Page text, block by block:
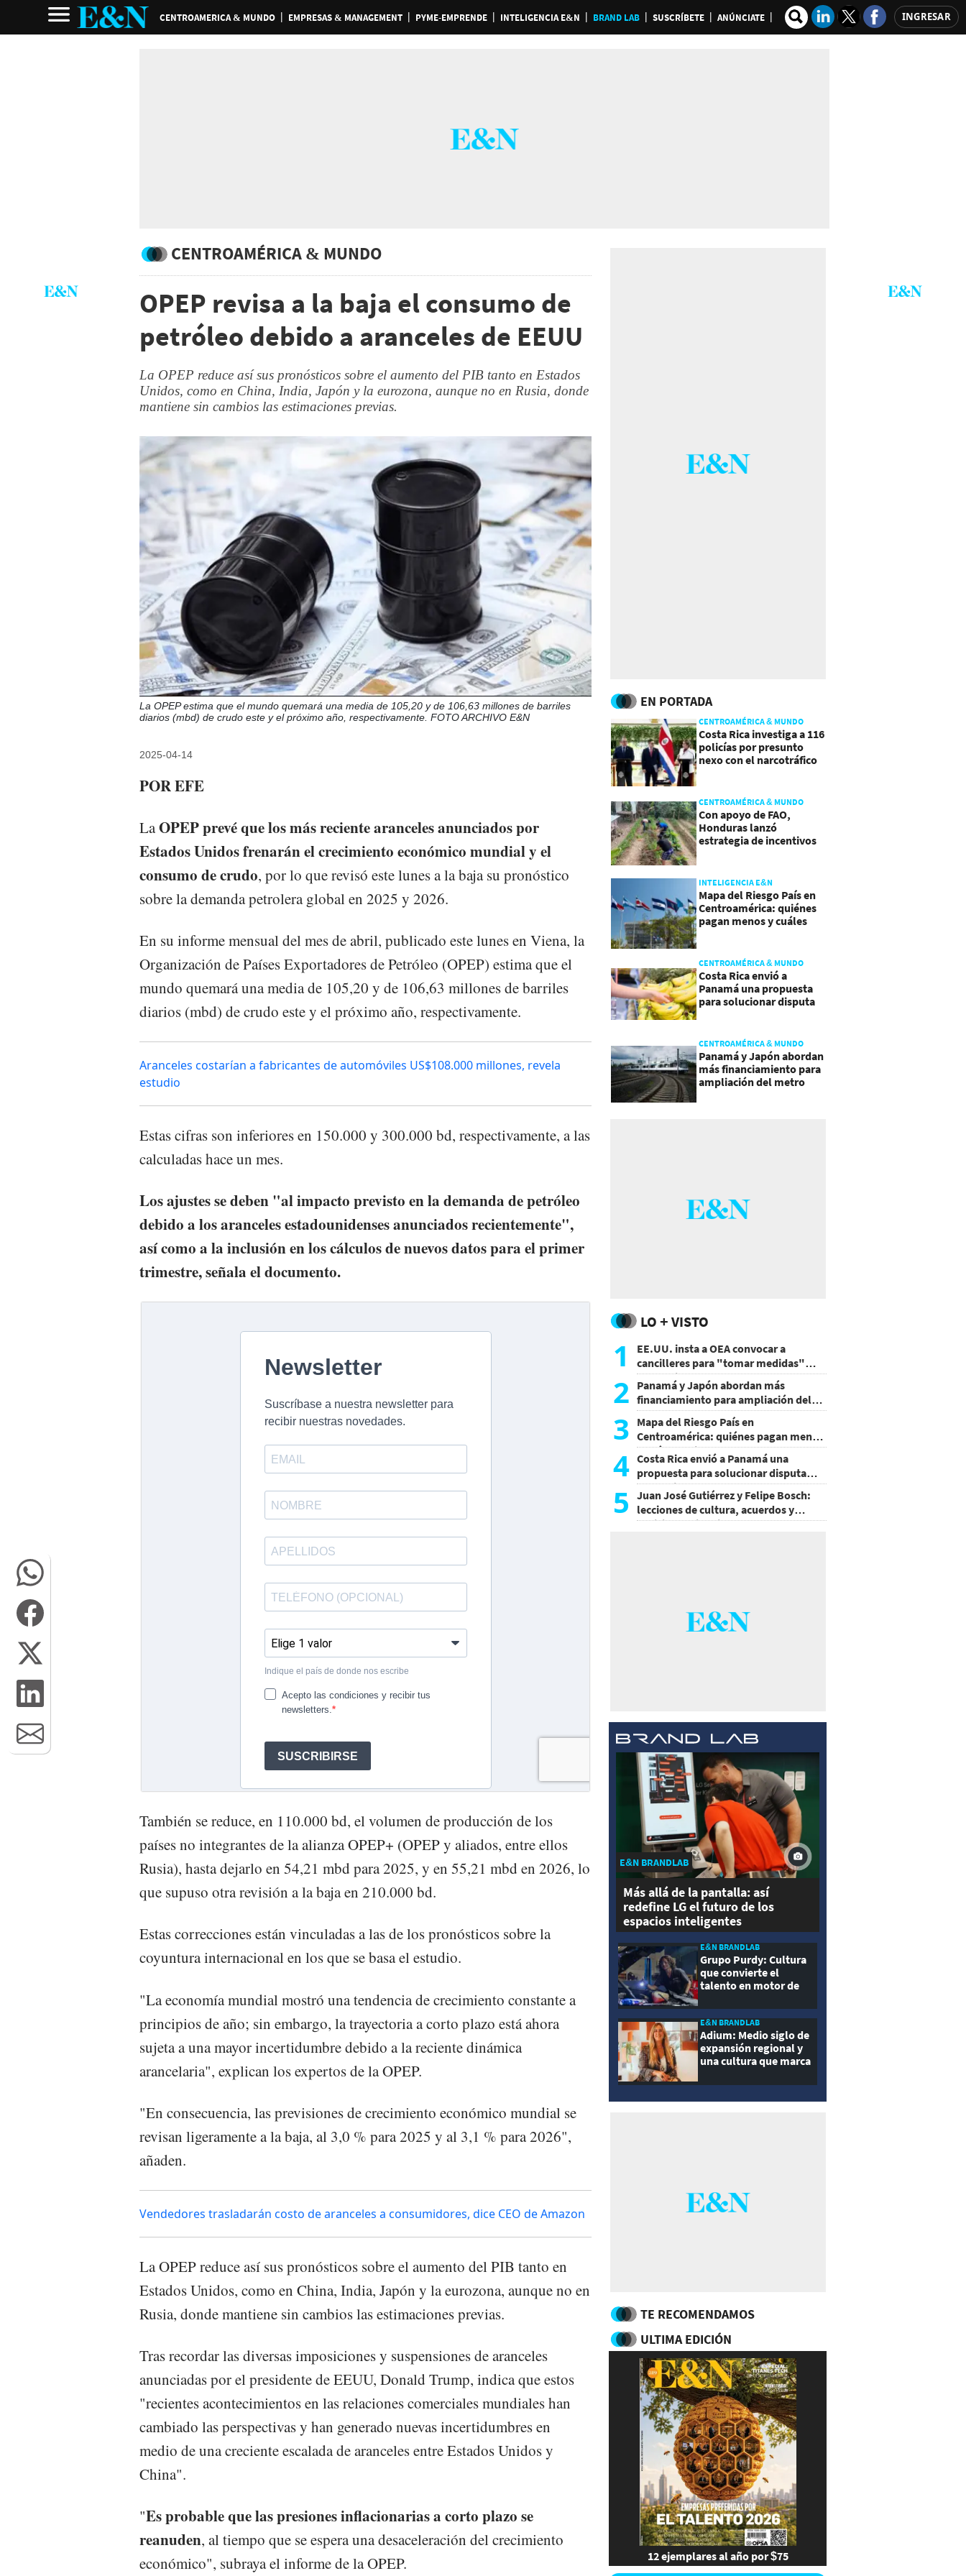
CENTROAMERICA & MUNDO EMPRESAS & MANAGEMENT PYME-EMPRENDE INTELIGENCIA E&N BRAND LAB SUSCRÍBETE ANÚNCIATE INGRESAR
CENTROAMÉRICA & MUNDO
OPEP revisa a la baja el consumo de
petróleo debido a aranceles de EEUU
La OPEP reduce así sus pronósticos sobre el aumento del PIB tanto en Estados
Unidos, como en China, India, Japón y la eurozona, aunque no en Rusia, donde
mantiene sin cambios las estimaciones previas.
La OPEP estima que el mundo quemará una media de 105,20 y de 106,63 millones de barriles
diarios (mbd) de crudo este y el próximo año, respectivamente. FOTO ARCHIVO E&N
2025-04-14
POR EFE
LaOPEP prevé que los más reciente aranceles anunciados por
Estados Unidos frenarán el crecimiento económico mundial y el
consumo de crudo, por lo que revisó este lunes a la baja su pronóstico
sobre la demanda petrolera global en 2025 y 2026.
En su informe mensual del mes de abril, publicado este lunes en Viena, la
Organización de Países Exportadores de Petróleo (OPEP) estima que el
mundo quemará una media de 105,20 y de 106,63 millones de barriles
diarios (mbd) de crudo este y el próximo año, respectivamente.
Aranceles costarían a fabricantes de automóviles US$108.000 millones, revela
estudio
Estas cifras son inferiores en 150.000 y 300.000 bd, respectivamente, a las
calculadas hace un mes.
Los ajustes se deben "al impacto previsto en la demanda de petróleo
debido a los aranceles estadounidenses anunciados recientemente",
así como a la inclusión en los cálculos de nuevos datos para el primer
trimestre, señala el documento.
También se reduce, en 110.000 bd, el volumen de producción de los
países no integrantes de la alianza OPEP+ (OPEP y aliados, entre ellos
Rusia), hasta dejarlo en 54,21 mbd para 2025, y en 55,21 mbd en 2026, lo
que supuso otra revisión a la baja en 210.000 bd.
Estas correcciones están vinculadas a las de los pronósticos sobre la
coyuntura internacional en los que se basa el estudio.
"La economía mundial mostró una tendencia de crecimiento constante a
principios de año; sin embargo, la trayectoria a corto plazo está ahora
sujeta a una mayor incertidumbre debido a la reciente dinámica
arancelaria", explican los expertos de la OPEP.
"En consecuencia, las previsiones de crecimiento económico mundial se
revisan ligeramente a la baja, al 3,0 % para 2025 y al 3,1 % para 2026",
añaden.
Vendedores trasladarán costo de aranceles a consumidores, dice CEO de Amazon
La OPEP reduce así sus pronósticos sobre el aumento del PIB tanto en
Estados Unidos, como en China, India, Japón y la eurozona, aunque no en
Rusia, donde mantiene sin cambios las estimaciones previas.
Tras recordar las diversas imposiciones y suspensiones de aranceles
anunciadas por el presidente de EEUU, Donald Trump, indica que estos
"recientes acontecimientos en las relaciones comerciales mundiales han
cambiado las perspectivas y han generado nuevas incertidumbres en
medio de una creciente escalada de aranceles entre Estados Unidos y
China".
"Es probable que las presiones inflacionarias a corto plazo se
reanuden, al tiempo que se espera una desaceleración del crecimiento
económico", subraya el informe de la OPEP.
EN PORTADA
CENTROAMÉRICA & MUNDO
Costa Rica investiga a 116
policías por presunto
nexo con el narcotráfico
CENTROAMÉRICA & MUNDO
Con apoyo de FAO,
Honduras lanzó
estrategia de incentivos
INTELIGENCIA E&N
Mapa del Riesgo País en
Centroamérica: quiénes
pagan menos y cuáles
CENTROAMÉRICA & MUNDO
Costa Rica envió a
Panamá una propuesta
para solucionar disputa
CENTROAMÉRICA & MUNDO
Panamá y Japón abordan
más financiamiento para
ampliación del metro
LO + VISTO
1
EE.UU. insta a OEA convocar a
cancilleres para "tomar medidas"
sobre Nicaragua
2 Panamá y Japón abordan más
financiamiento para ampliación del
metro
3 Mapa del Riesgo País en
Centroamérica: quiénes pagan menos
y cuáles mejoraron
4 Costa Rica envió a Panamá una
propuesta para solucionar disputa
comercial
5
Juan José Gutiérrez y Felipe Bosch:
lecciones de cultura, acuerdos y
decisiones sin miedo
E&N BRANDLAB
Más allá de la pantalla: así
redefine LG el futuro de los
espacios inteligentes
E&N BRANDLAB
Grupo Purdy: Cultura
que convierte el
talento en motor de
E&N BRANDLAB
Adium: Medio siglo de
expansión regional y
una cultura que marca
TE RECOMENDAMOS
ULTIMA EDICIÓN
12 ejemplares al año por $75